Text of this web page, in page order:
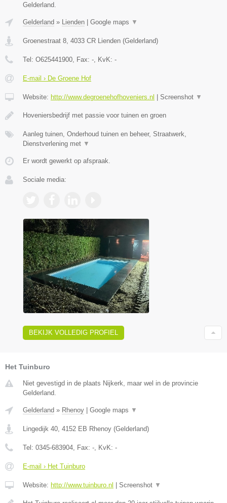
Gelderland.
Gelderland » Lienden Google maps ▼
Groenestraat 8, 4033 CR Lienden (Gelderland)
Tel: O625441900, Fax: -, KvK: -
E-mail › De Groene Hof
Website: http://www.degroenehofhoveniers.nl Screenshot ▼
Hoveniersbedrijf met passie voor tuinen en groen
Aanleg tuinen, Onderhoud tuinen en beheer, Straatwerk,
Dienstverlening met ▼
Er wordt gewerkt op afspraak.
Sociale media:
BEKIJK VOLLEDIG PROFIEL
Het Tuinburo
Niet gevestigd in de plaats Nijkerk, maar wel in de provincie
Gelderland.
Gelderland » Rhenoy Google maps ▼
Lingedijk 40 4152 EB Rhenoy (Gelderland)
Tel: 0345-683904 , Fax: - , KvK: -
E-mail › Het Tuinburo
Website: http://www.tuinburo.nl Screenshot ▼